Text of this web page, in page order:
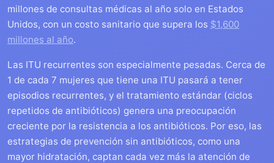
millones de consultas médicas al año solo en Estados
Unidos, con un costo sanitario que supera los $1,600
millones al año.
Las ITU recurrentes son especialmente pesadas. Cerca de
1 de cada 7 mujeres que tiene una ITU pasará a tener
episodios recurrentes, y el tratamiento estándar (ciclos
repetidos de antibióticos) genera una preocupación
creciente por la resistencia a los antibióticos. Por eso, las
estrategias de prevención sin antibióticos, como una
mayor hidratación, captan cada vez más la atención de